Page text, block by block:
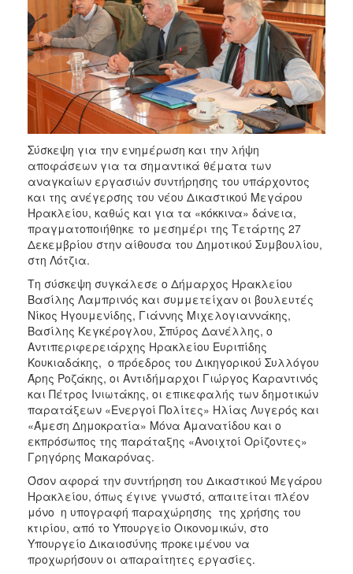
2010
2006
ΤΟΠΟΣ
ΠΟΛΙΤΙΣΜΟΣ
ΑΝΘΕΚΤΙΚΗ
ΠΟΛΗ
Σύσκεψη για την ενημέρωση και την λήψη
αποφάσεων για τα σημαντικά θέματα των
αναγκαίων εργασιών συντήρησης του υπάρχοντος
και της ανέγερσης του νέου Δικαστικού Μεγάρου
Ηρακλείου, καθώς και για τα «κόκκινα» δάνεια,
πραγματοποιήθηκε το μεσημέρι της Τετάρτης 27
Δεκεμβρίου στην αίθουσα του Δημοτικού Συμβουλίου,
στη Λότζια.
Τη σύσκεψη συγκάλεσε ο Δήμαρχος Ηρακλείου
Βασίλης Λαμπρινός και συμμετείχαν οι βουλευτές
Νίκος Ηγουμενίδης, Γιάννης Μιχελογιαννάκης,
Βασίλης Κεγκέρογλου, Σπύρος Δανέλλης, ο
Αντιπεριφερειάρχης Ηρακλείου Ευριπίδης
Κουκιαδάκης, ο πρόεδρος του Δικηγορικού Συλλόγου
Άρης Ροζάκης, οι Αντιδήμαρχοι Γιώργος Καραντινός
και Πέτρος Ινιωτάκης, οι επικεφαλής των δημοτικών
παρατάξεων «Ενεργοί Πολίτες» Ηλίας Λυγερός και
«Άμεση Δημοκρατία» Μόνα Αμανατίδου και ο
εκπρόσωπος της παράταξης «Ανοιχτοί Ορίζοντες»
Γρηγόρης Μακαρόνας.
Όσον αφορά την συντήρηση του Δικαστικού Μεγάρου
Ηρακλείου, όπως έγινε γνωστό, απαιτείται πλέον
μόνο η υπογραφή παραχώρησης της χρήσης του
κτιρίου, από το Υπουργείο Οικονομικών, στο
Υπουργείο Δικαιοσύνης προκειμένου να
προχωρήσουν οι απαραίτητες εργασίες.